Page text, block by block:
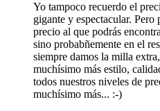
Yo tampoco recuerdo el
gigante y espectacular. Pero
precio al que podrás
sino probabñemente en el
siempre damos la milla
muchísimo más estilo,
todos nuestros niveles de
muchísimo más... :-)